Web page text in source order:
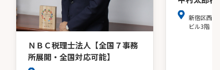
ＮＢＣ税理士法人【全国７事務
所展開・全国対応可能】
新宿区西
ビル3階